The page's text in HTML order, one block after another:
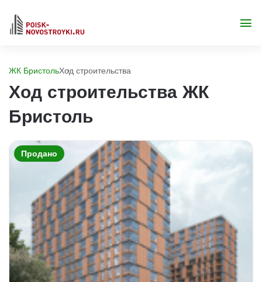
ЖК БристольХод строительства
Ход строительства ЖК
Бристоль
Продано